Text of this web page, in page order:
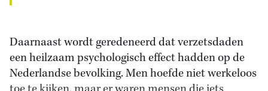
Daarnaast wordt geredeneerd dat verzetsdaden
een heilzaam psychologisch effect hadden op de
Nederlandse bevolking. Men hoefde niet werkeloos